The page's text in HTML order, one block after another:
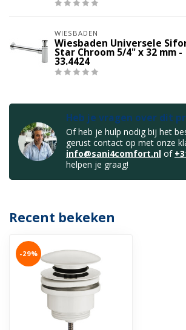
WIESBADEN
Wiesbaden Universele
Star Chroom 5/4" x 32 mm -
33.4424
Heb je vragen over dit
Of heb je hulp nodig bij het
gerust contact op met onze
info@sani4comfort.nl of
helpen je graag!
Recent bekeken
-29%